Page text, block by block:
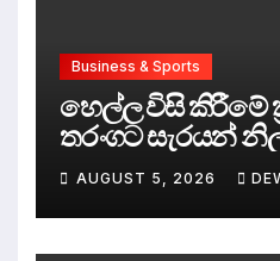
Business & Sports
හෙල්ල විසි කිරීමේ
තරංගට සැරයන්
AUGUST 5, 2026